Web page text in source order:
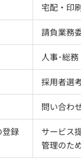
宅配・印
請負業務
人事･総
採用者選
問い合わ
登録
サービス
管理のた